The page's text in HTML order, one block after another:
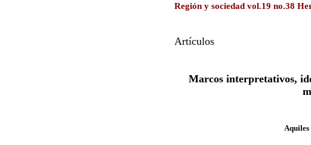
Región y sociedad vol.19 no.38
Artículos
Marcos interpretativos,